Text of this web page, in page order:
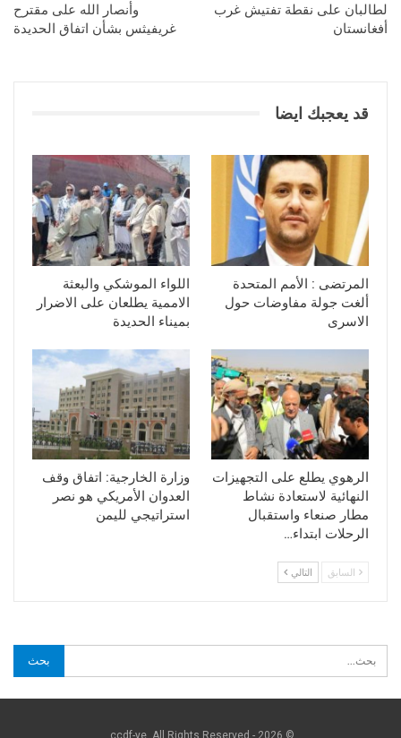
لطالبان على نقطة تفتيش غرب
أفغانستان
وأنصار الله على مقترح
غريفيثس بشأن اتفاق الحديدة
قد يعجبك ايضا
المرتضى : الأمم المتحدة
ألغت جولة مفاوضات حول
الاسرى
اللواء الموشكي والبعثة
الاممية يطلعان على الاضرار
بميناء الحديدة
الرهوي يطلع على التجهيزات
النهائية لاستعادة نشاط
مطار صنعاء واستقبال
الرحلات ابتداء…
وزارة الخارجية: اتفاق وقف
العدوان الأمريكي هو نصر
استراتيجي لليمن
السابق التالي
© 2026 - ccdf-ye. All Rights Reserved.